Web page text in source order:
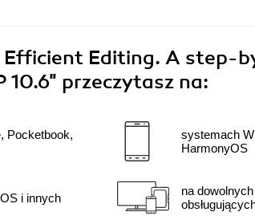
Efficient Editing. A step-
10.6" przeczytasz na:
Pocketbook,
i innych
systemach
HarmonyOS
na